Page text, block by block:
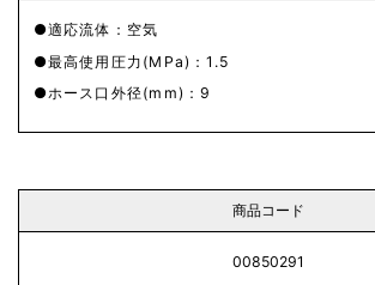
適応流体：空気
最高使用圧力(MPa)：1.5
ホース口外径(mm)：9
商品コード
00850291